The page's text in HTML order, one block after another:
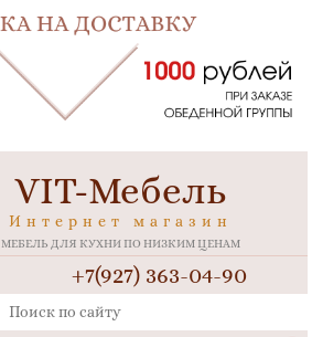
VIT-Мебель
Интернет магазин
МЕБЕЛЬ ДЛЯ КУХНИ ПО НИЗКИМ ЦЕНАМ
+7(927) 363-04-90